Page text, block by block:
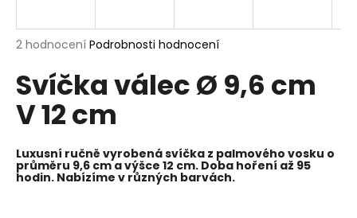
Průměrné
produktu
je
5,0
z
hvězdiček.
2 hodnocení Podrobnosti hodnocení
Svíčka válec Ø 9,6 cm
V 12 cm
Luxusní ručně vyrobená svíčka z palmového vosku o
průměru 9,6 cm a výšce 12 cm. Doba hoření až 95
hodin. Nabízíme v různých barvách.
j
t
?
HLEDAT